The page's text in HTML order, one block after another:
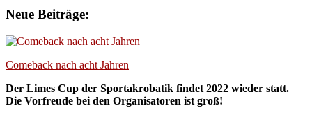
Neue Beiträge:
Comeback nach acht Jahren
Der Limes Cup der Sportakrobatik findet 2022 wieder statt.
Die Vorfreude bei den Organisatoren ist groß!